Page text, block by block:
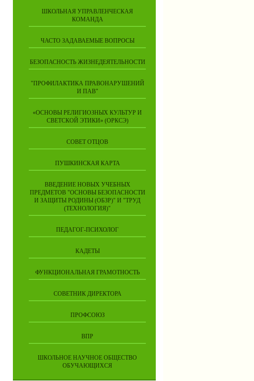
ШКОЛЬНАЯ УПРАВЛЕНЧЕСКАЯ
КОМАНДА
ЧАСТО ЗАДАВАЕМЫЕ ВОПРОСЫ
БЕЗОПАСНОСТЬ ЖИЗНЕДЕЯТЕЛЬНОСТИ
"ПРОФИЛАКТИКА ПРАВОНАРУШЕНИЙ
И ПАВ"
«ОСНОВЫ РЕЛИГИОЗНЫХ КУЛЬТУР И
СВЕТСКОЙ ЭТИКИ» (ОРКСЭ)
СОВЕТ ОТЦОВ
ПУШКИНСКАЯ КАРТА
ВВЕДЕНИЕ НОВЫХ УЧЕБНЫХ
ПРЕДМЕТОВ "ОСНОВЫ БЕЗОПАСНОСТИ
И ЗАЩИТЫ РОДИНЫ (ОБЗР)" И "ТРУД
(ТЕХНОЛОГИЯ)"
ПЕДАГОГ-ПСИХОЛОГ
КАДЕТЫ
ФУНКЦИОНАЛЬНАЯ ГРАМОТНОСТЬ
СОВЕТНИК ДИРЕКТОРА
ПРОФСОЮЗ
ВПР
ШКОЛЬНОЕ НАУЧНОЕ ОБЩЕСТВО
ОБУЧАЮЩИХСЯ